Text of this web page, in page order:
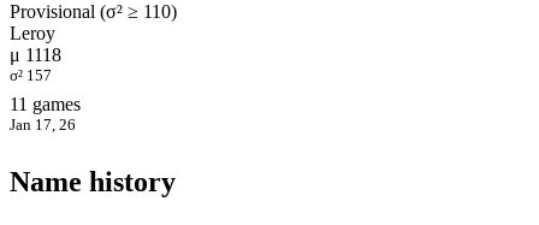
Provisional (σ² ≥ 110)
Leroy
μ 1118
σ² 157
11 games
Jan 17, 26
Name history